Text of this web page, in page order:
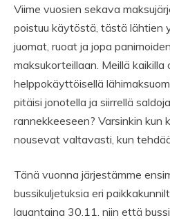
Viime vuosien sekava
poistuu käytöstä, tästä lähtien
juomat, ruoat ja jopa
maksukorteillaan. Meillä kaikilla
helppokäyttöisellä
pitäisi jonotella ja siirrellä
rannekkeeseen? Varsinkin kun
nousevat valtavasti, kun
Tänä vuonna järjestämme
bussikuljetuksia eri
lauantaina 30.11. niin että